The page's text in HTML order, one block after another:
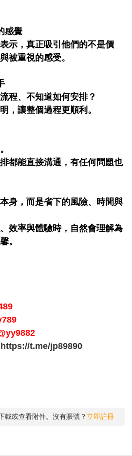
感覺
示，真正吸引他們的不是價
被重視的感受。
程、不知道如何安排？
，讓整個過程更順利。
都能直接溝通，有任何問題也
身，而是省下的風險、時間與
效率與體驗時，自然會理解為
。
https://t.me/jp89890
載或查看附件。沒有賬號？ 立即註冊